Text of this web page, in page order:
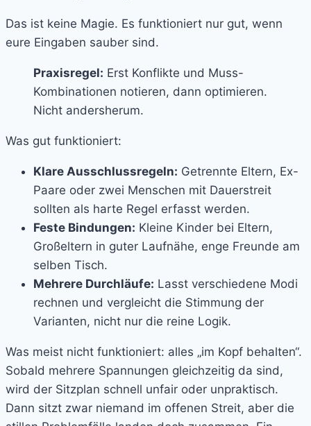
Das ist keine Magie. Es funktioniert nur gut, wenn
eure Eingaben sauber sind.
Praxisregel: Erst Konflikte und Muss-
Kombinationen notieren, dann optimieren.
Nicht andersherum.
Was gut funktioniert:
Klare Ausschlussregeln: Getrennte Eltern, Ex-
Paare oder zwei Menschen mit Dauerstreit
sollten als harte Regel erfasst werden.
Feste Bindungen: Kleine Kinder bei Eltern,
Großeltern in guter Laufnähe, enge Freunde am
selben Tisch.
Mehrere Durchläufe: Lasst verschiedene Modi
rechnen und vergleicht die Stimmung der
Varianten, nicht nur die reine Logik.
Was meist nicht funktioniert: alles „im Kopf behalten“.
Sobald mehrere Spannungen gleichzeitig da sind,
wird der Sitzplan schnell unfair oder unpraktisch.
Dann sitzt zwar niemand im offenen Streit, aber die